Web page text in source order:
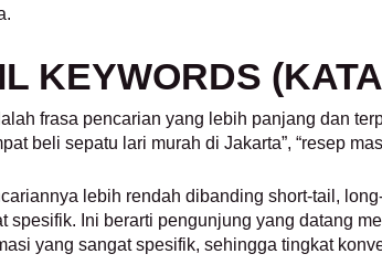
KEYWORDS
frasa pencarian yang lebih panjang dan
beli sepatu lari murah di Jakarta”, “resep
lebih rendah dibanding short-tail,
spesifik. Ini berarti pengunjung yang datang
yang sangat spesifik, sehingga tingkat